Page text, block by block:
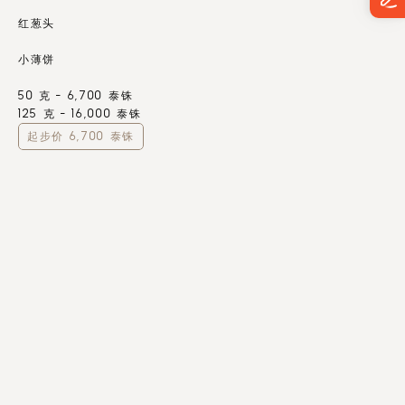
红葱头
小薄饼
50 克 - 6,700 泰铢
125 克 - 16,000 泰铢
起步价 6,700 泰铢